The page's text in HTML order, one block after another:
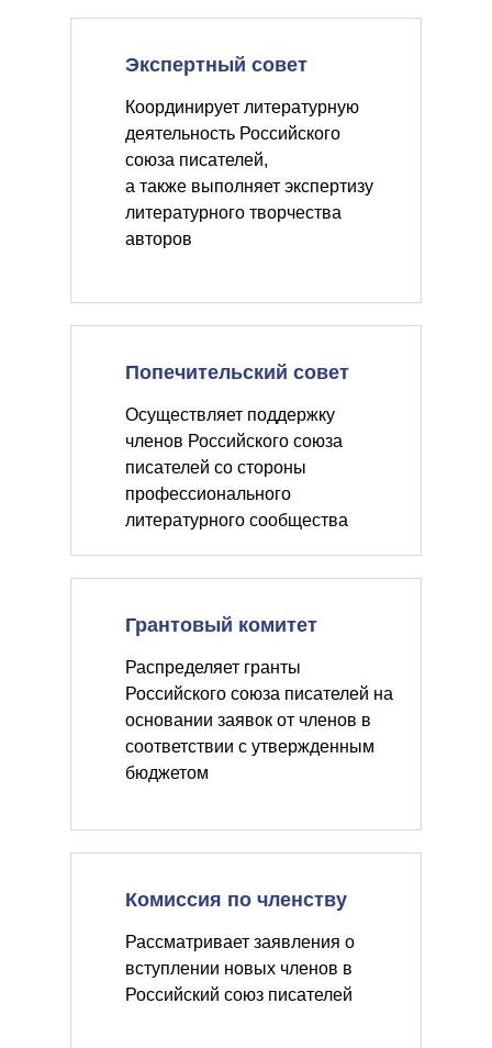
Экспертный совет
Координирует литературную
деятельность Российского
союза писателей,
а также выполняет экспертизу
литературного творчества
авторов
Попечительский совет
Осуществляет поддержку
членов Российского союза
писателей со стороны
профессионального
литературного сообщества
Грантовый комитет
Распределяет гранты
Российского союза писателей на
основании заявок от членов в
соответствии с утвержденным
бюджетом
Комиссия по членству
Рассматривает заявления о
вступлении новых членов в
Российский союз писателей